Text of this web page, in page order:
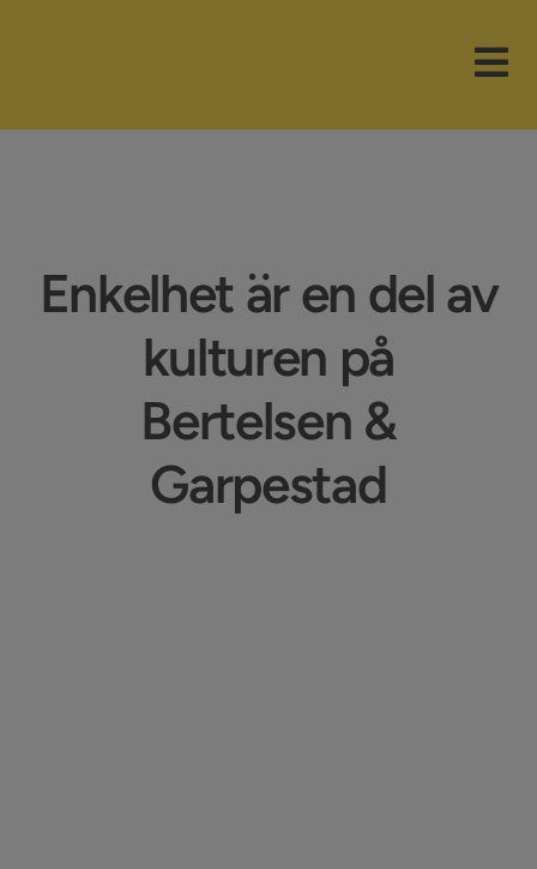
Funktioner
Nyheter
Företaget
Support
Enkelhet är en del av
kulturen på
Bertelsen &
Garpestad